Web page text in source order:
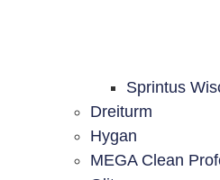
Sprintus
Dreiturm
Hygan
MEGA Clean